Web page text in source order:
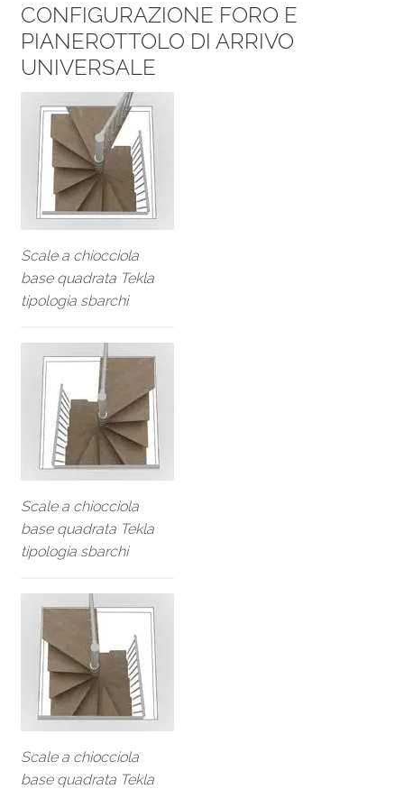
CONFIGURAZIONE FORO E
PIANEROTTOLO DI ARRIVO
UNIVERSALE
Scale a chiocciola
base quadrata Tekla
tipologia sbarchi
Scale a chiocciola
base quadrata Tekla
tipologia sbarchi
Scale a chiocciola
base quadrata Tekla